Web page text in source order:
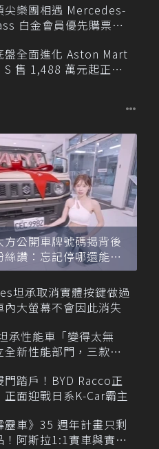
尖樂團相遇 Mercedes-
白金會員優先購票維
盤全面進化 Aston Mart
售 1,488 萬元起正式
方公開車牌號碼揭背後
絲讚：忘記停哪還能幫
坦承取消實體按鍵做過
大螢幕不會因此消失
承性能車「變得太無
全新性能部門，三款手
門踏戶！BYD Racco正
面迎戰日系K-Car霸主
靂車》35 週年計畫只剩
！阿斯拉1:1實車與實體